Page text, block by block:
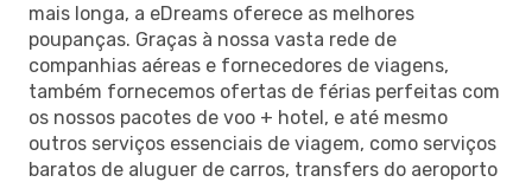
mais longa, a eDreams oferece as melhores
poupanças. Graças à nossa vasta rede de
companhias aéreas e fornecedores de viagens,
também fornecemos ofertas de férias perfeitas com
os nossos pacotes de voo + hotel, e até mesmo
outros serviços essenciais de viagem, como serviços
baratos de aluguer de carros, transfers do aeroporto